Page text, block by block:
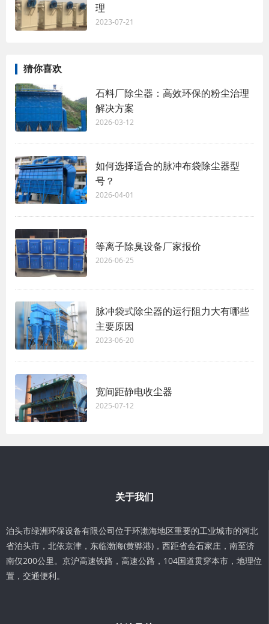
理
2023-07-21
猜你喜欢
石料厂除尘器：高效环保的粉尘治理
解决方案
2026-03-12
如何选择适合的脉冲布袋除尘器型
号？
2026-04-01
等离子除臭设备厂家报价
2026-06-25
脉冲袋式除尘器的运行阻力大有哪些
主要原因
2023-06-20
宽间距静电收尘器
2025-07-12
关于我们
泊头市绿洲环保设备有限公司位于环渤海地区重要的工业城市的河北
省泊头市，北依京津，东临渤海(黄骅港)，西距省会石家庄，南至济
南仅200公里。京沪高速铁路，高速公路，104国道贯穿本市，地理位
置，交通便利。